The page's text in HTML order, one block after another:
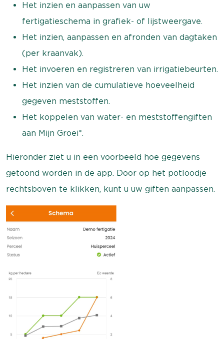
Het inzien en aanpassen van uw
fertigatieschema in grafiek- of lijstweergave.
Het inzien, aanpassen en afronden van dagtaken
(per kraanvak).
Het invoeren en registreren van irrigatiebeurten.
Het inzien van de cumulatieve hoeveelheid
gegeven meststoffen.
Het koppelen van water- en meststoffengiften
aan Mijn Groei*.
Hieronder ziet u in een voorbeeld hoe gegevens
getoond worden in de app. Door op het potloodje
rechtsboven te klikken, kunt u uw giften aanpassen.